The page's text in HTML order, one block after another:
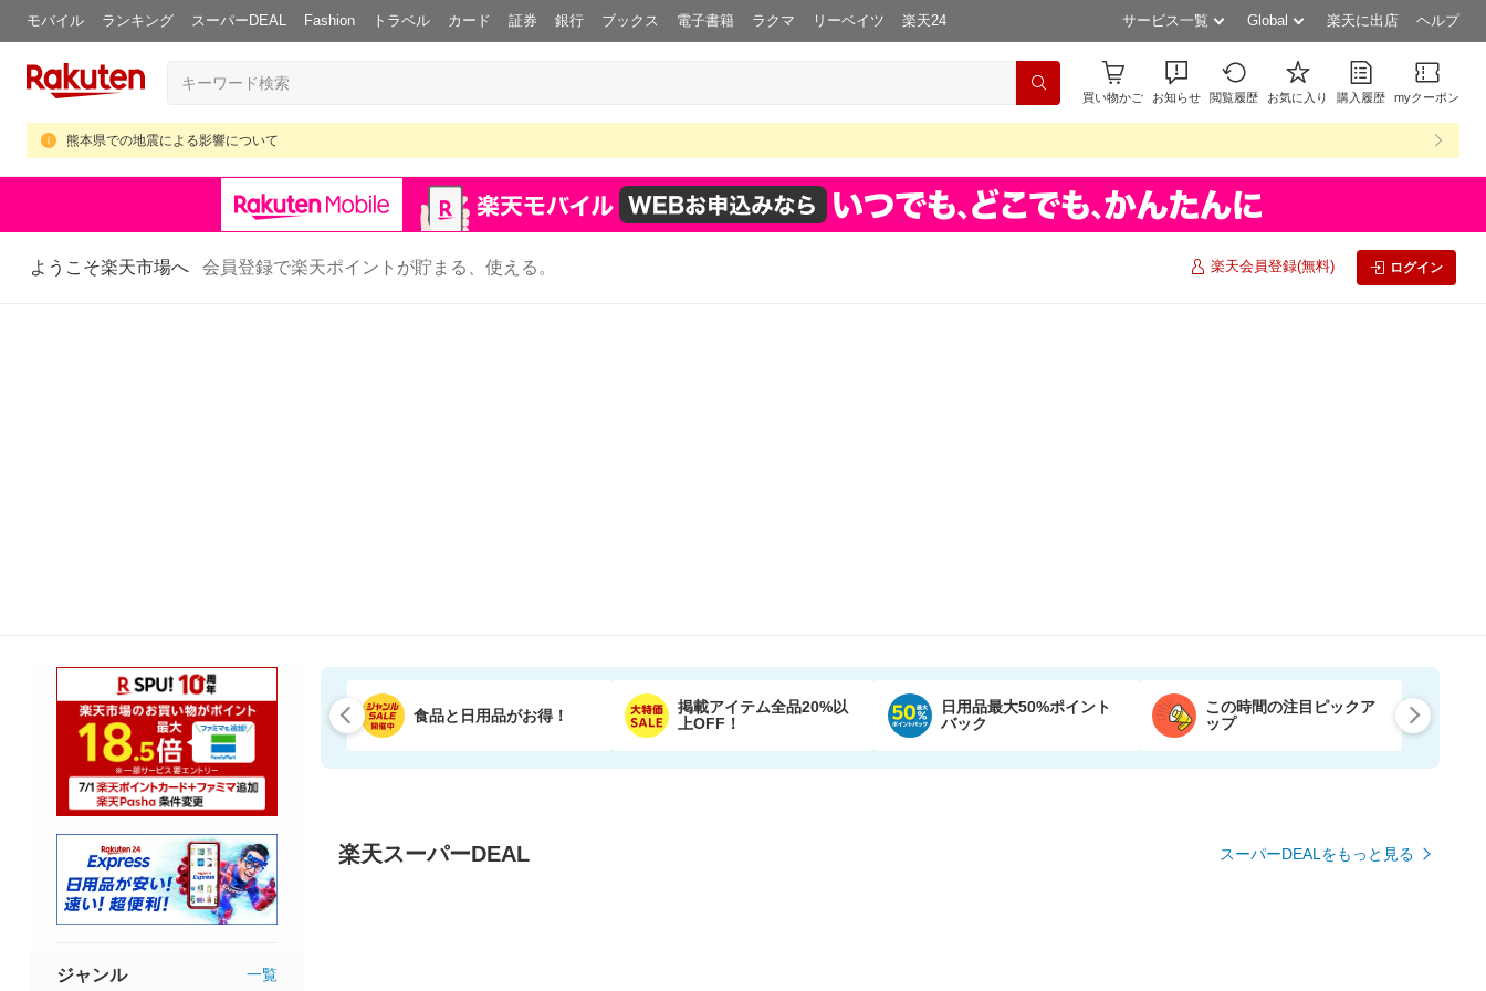
モバイル ランキング スーパーDEAL Fashion トラベル カード 証券 銀行 ブックス 電子書籍 ラクマ リーベイツ 楽天24 サービス一覧 Global 楽天に出店 ヘルプ
買い物かご お知らせ 閲覧履歴 お気に入り 購入履歴 myクーポン
熊本県での地震による影響について
ようこそ楽天市場へ 会員登録で楽天ポイントが貯まる、使える。 楽天会員登録(無料) ログイン
食品と日用品がお得！
掲載アイテム全品20%以
上OFF！
日用品最大50%ポイント
バック
この時間の注目ピックア
ップ
楽天スーパーDEAL スーパーDEALをもっと見る
ジャンル 一覧